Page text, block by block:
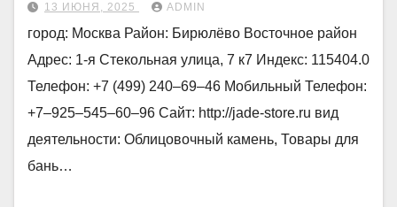
13 ИЮНЯ, 2025 ADMIN
город: Москва Район: Бирюлёво Восточное район
Адрес: 1-я Стекольная улица, 7 к7 Индекс: 115404.0
Телефон: +7 (499) 240‒69‒46 Мобильный Телефон:
+7‒925‒545‒60‒96 Сайт: http://jade-store.ru вид
деятельности: Облицовочный камень, Товары для
бань…